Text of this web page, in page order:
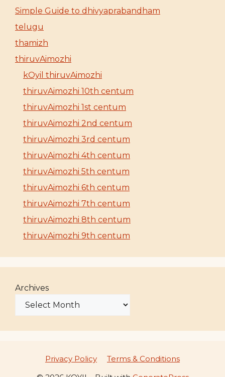
Simple Guide to dhivyaprabandham
telugu
thamizh
thiruvAimozhi
kOyil thiruvAimozhi
thiruvAimozhi 10th centum
thiruvAimozhi 1st centum
thiruvAimozhi 2nd centum
thiruvAimozhi 3rd centum
thiruvAimozhi 4th centum
thiruvAimozhi 5th centum
thiruvAimozhi 6th centum
thiruvAimozhi 7th centum
thiruvAimozhi 8th centum
thiruvAimozhi 9th centum
Archives
Privacy Policy
Terms & Conditions